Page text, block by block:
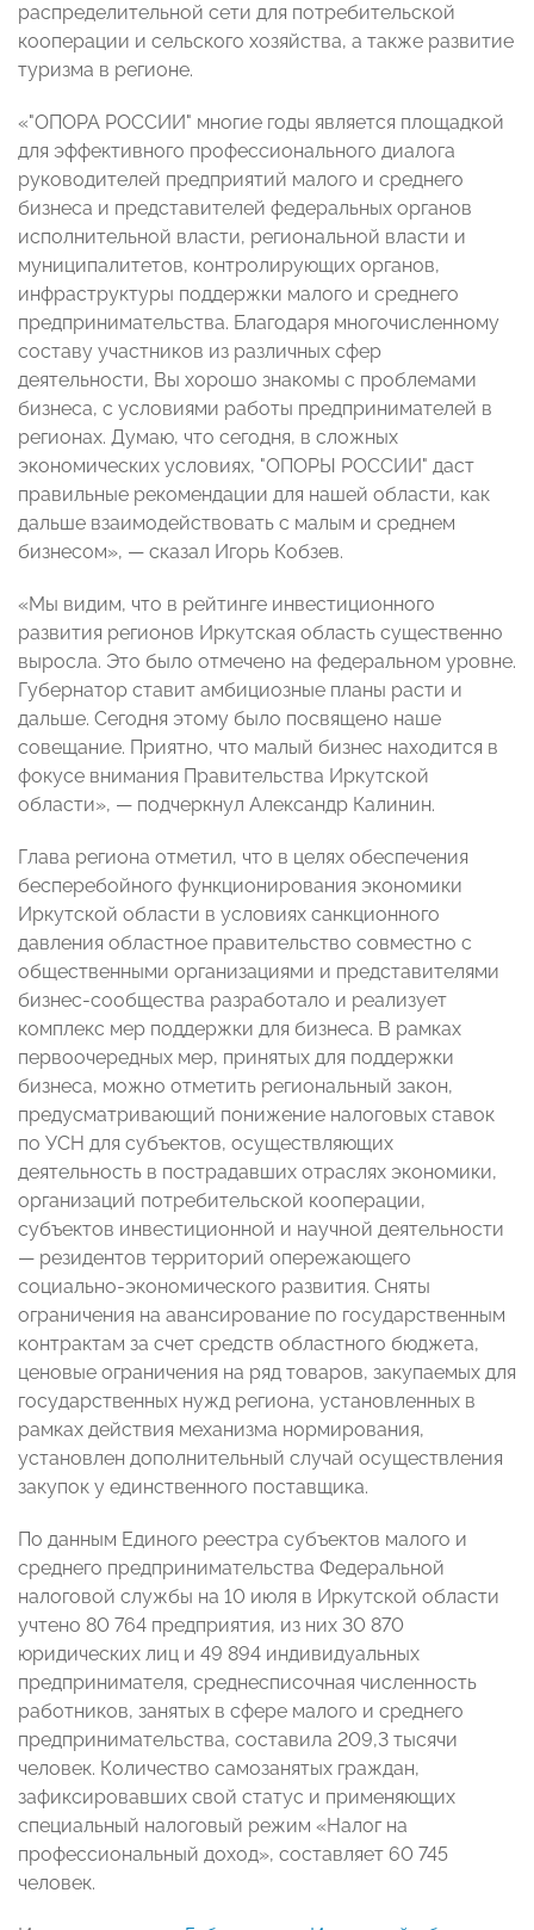
распределительной сети для потребительской
кооперации и сельского хозяйства, а также развитие
туризма в регионе.
«"ОПОРА РОССИИ" многие годы является площадкой
для эффективного профессионального диалога
руководителей предприятий малого и среднего
бизнеса и представителей федеральных органов
исполнительной власти, региональной власти и
муниципалитетов, контролирующих органов,
инфраструктуры поддержки малого и среднего
предпринимательства. Благодаря многочисленному
составу участников из различных сфер
деятельности, Вы хорошо знакомы с проблемами
бизнеса, с условиями работы предпринимателей в
регионах. Думаю, что сегодня, в сложных
экономических условиях, "ОПОРЫ РОССИИ" даст
правильные рекомендации для нашей области, как
дальше взаимодействовать с малым и среднем
бизнесом», — сказал Игорь Кобзев.
«Мы видим, что в рейтинге инвестиционного
развития регионов Иркутская область существенно
выросла. Это было отмечено на федеральном уровне.
Губернатор ставит амбициозные планы расти и
дальше. Сегодня этому было посвящено наше
совещание. Приятно, что малый бизнес находится в
фокусе внимания Правительства Иркутской
области», — подчеркнул Александр Калинин.
Глава региона отметил, что в целях обеспечения
бесперебойного функционирования экономики
Иркутской области в условиях санкционного
давления областное правительство совместно с
общественными организациями и представителями
бизнес-сообщества разработало и реализует
комплекс мер поддержки для бизнеса. В рамках
первоочередных мер, принятых для поддержки
бизнеса, можно отметить региональный закон,
предусматривающий понижение налоговых ставок
по УСН для субъектов, осуществляющих
деятельность в пострадавших отраслях экономики,
организаций потребительской кооперации,
субъектов инвестиционной и научной деятельности
— резидентов территорий опережающего
социально-экономического развития. Сняты
ограничения на авансирование по государственным
контрактам за счет средств областного бюджета,
ценовые ограничения на ряд товаров, закупаемых для
государственных нужд региона, установленных в
рамках действия механизма нормирования,
установлен дополнительный случай осуществления
закупок у единственного поставщика.
По данным Единого реестра субъектов малого и
среднего предпринимательства Федеральной
налоговой службы на 10 июля в Иркутской области
учтено 80 764 предприятия, из них 30 870
юридических лиц и 49 894 индивидуальных
предпринимателя, среднесписочная численность
работников, занятых в сфере малого и среднего
предпринимательства, составила 209,3 тысячи
человек. Количество самозанятых граждан,
зафиксировавших свой статус и применяющих
специальный налоговый режим «Налог на
профессиональный доход», составляет 60 745
человек.